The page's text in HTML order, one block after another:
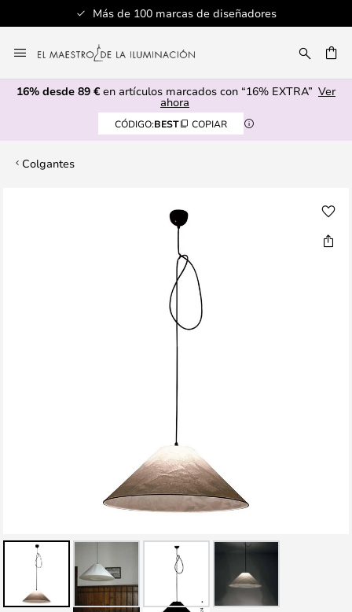
Más de 100 marcas de diseñadores
al
contenido
16% desde 89 € en artículos marcados con “16% EXTRA” Ver
ahora
CÓDIGO:BEST COPIAR
Colgantes